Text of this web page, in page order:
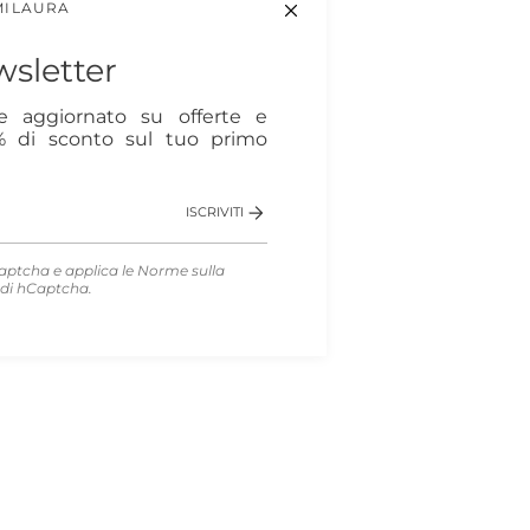
aggiornato su offerte e
di sconto sul tuo primo
ISCRIVITI
e applica le Norme sulla
di hCaptcha.